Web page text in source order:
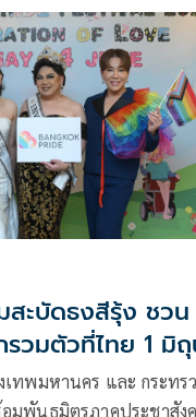
สะบัดธงสีรุ้ง ชวน
รวมตัวที่ไทย 1 มิถุ
ทพมหานคร และ กระทรว
มพันธมิตรภาคประชาสัง